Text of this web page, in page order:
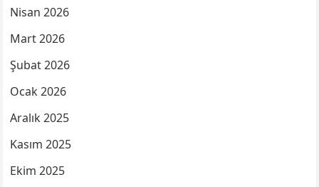
Nisan 2026
Mart 2026
Şubat 2026
Ocak 2026
Aralık 2025
Kasım 2025
Ekim 2025